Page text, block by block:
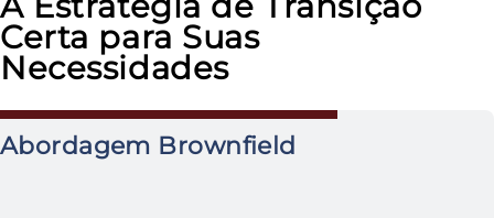
Certa para Suas
Necessidades
Abordagem Brownfield